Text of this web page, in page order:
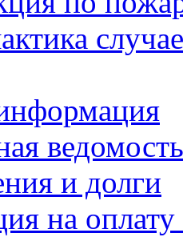
ведомость
и долги
на